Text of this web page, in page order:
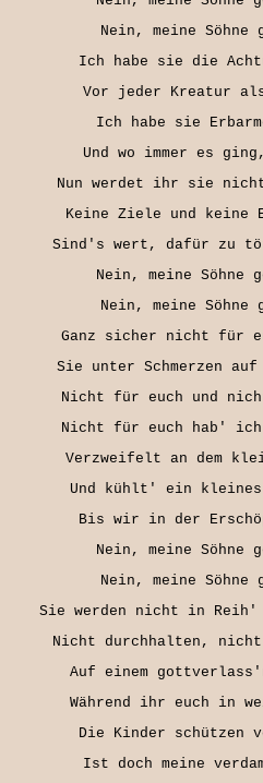
Nein, meine
Ich habe sie die
Vor jeder Kreatur
Ich habe sie
Und wo immer es
Nun werdet ihr sie
Keine Ziele und
Sind's wert, dafür zu
Nein, meine
Nein, meine
Ganz sicher nicht für
Sie unter Schmerzen
Nicht für euch und
Nicht für euch hab' ich
Verzweifelt an dem
Und kühlt' ein kleines
Bis wir in der
Nein, meine
Nein, meine
Sie werden nicht in Reih'
Nicht durchhalten,
Auf einem
Während ihr euch in
Die Kinder schützen
Ist doch meine